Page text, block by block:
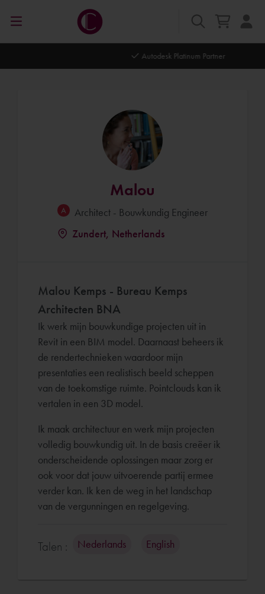
Malou
Architect - Bouwkundig Engineer
Zundert, Netherlands
Malou Kemps - Bureau Kemps
Architecten BNA
Ik werk mijn bouwkundige projecten uit in
Revit in een BIM model. Daarnaast beheers ik
de rendertechnieken waardoor mijn
presentaties een realistisch beeld scheppen
van de toekomstige ruimte. Pointclouds kan ik
vertalen in een 3D model.
Ik maak architectuur en werk mijn projecten
volledig bouwkundig uit. In de basis creëer ik
onderscheidende oplossingen maar zorg er
ook voor dat jouw uitvoerende partij ermee
verder kan. Ik ken de weg in het landschap
van de vergunningen en regelgeving.
Talen : Nederlands English